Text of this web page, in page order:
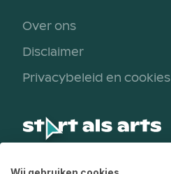
Over ons
Disclaimer
Privacybeleid en cookies